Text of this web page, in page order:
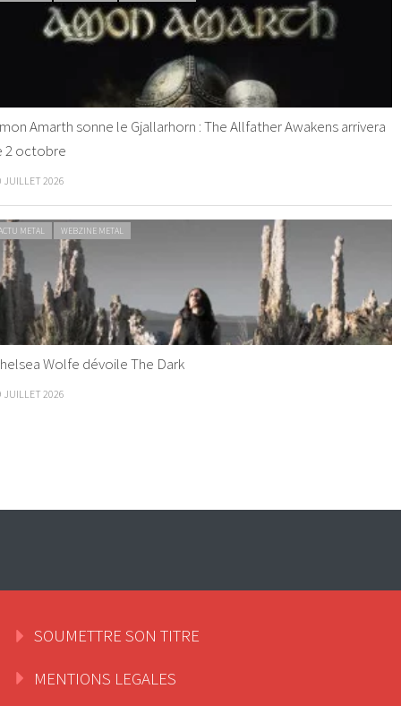
Amarth sonne le Gjallarhorn : The Allfather Awakens arrivera
2 octobre
JUILLET 2026
METAL WEBZINE METAL
Wolfe dévoile The Dark
JUILLET 2026
SOUMETTRE SON TITRE
MENTIONS LEGALES